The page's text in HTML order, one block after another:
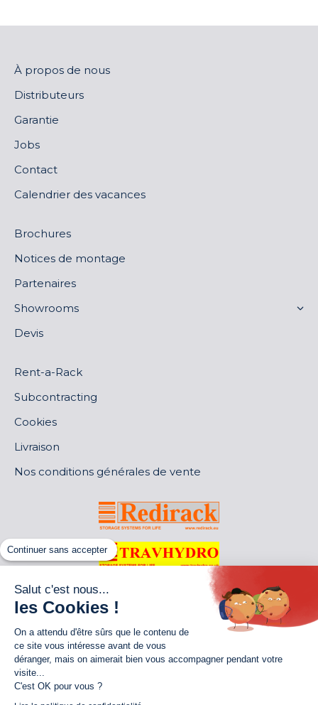
À propos de nous
Distributeurs
Garantie
Jobs
Contact
Calendrier des vacances
Brochures
Notices de montage
Partenaires
Showrooms
Devis
Rent-a-Rack
Subcontracting
Cookies
Livraison
Nos conditions générales de vente
Continuer sans accepter
Salut c'est nous...
les Cookies !
On a attendu d'être sûrs que le contenu de
ce site vous intéresse avant de vous
déranger, mais on aimerait bien vous accompagner pendant votre
visite...
C'est OK pour vous ?